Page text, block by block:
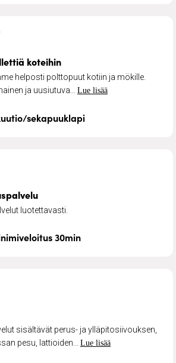
– Polttopuuta ja pellettiä koteihin
koteihin
helposti polttopuut kotiin ja mökille.
ja uusiutuva... Lue lisää
sekapuuklapi
ja kuljetuspalvelu
luotettavasti.
30min
sisältävät perus- ja ylläpitosiivouksen,
pesu, lattioiden... Lue lisää